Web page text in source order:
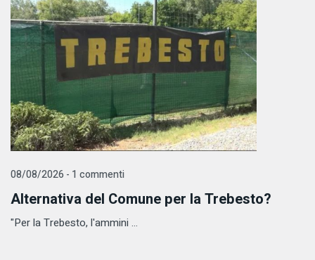
08/08/2026 - 1 commenti
Alternativa del Comune per la Trebesto?
"Per la Trebesto, l'ammini ...